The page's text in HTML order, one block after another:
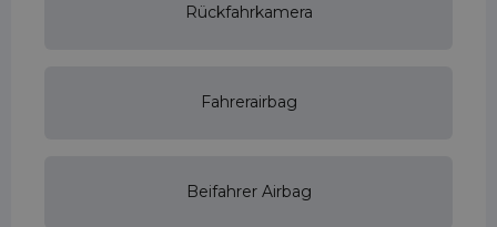
Rückfahrkamera
Fahrerairbag
Beifahrer Airbag